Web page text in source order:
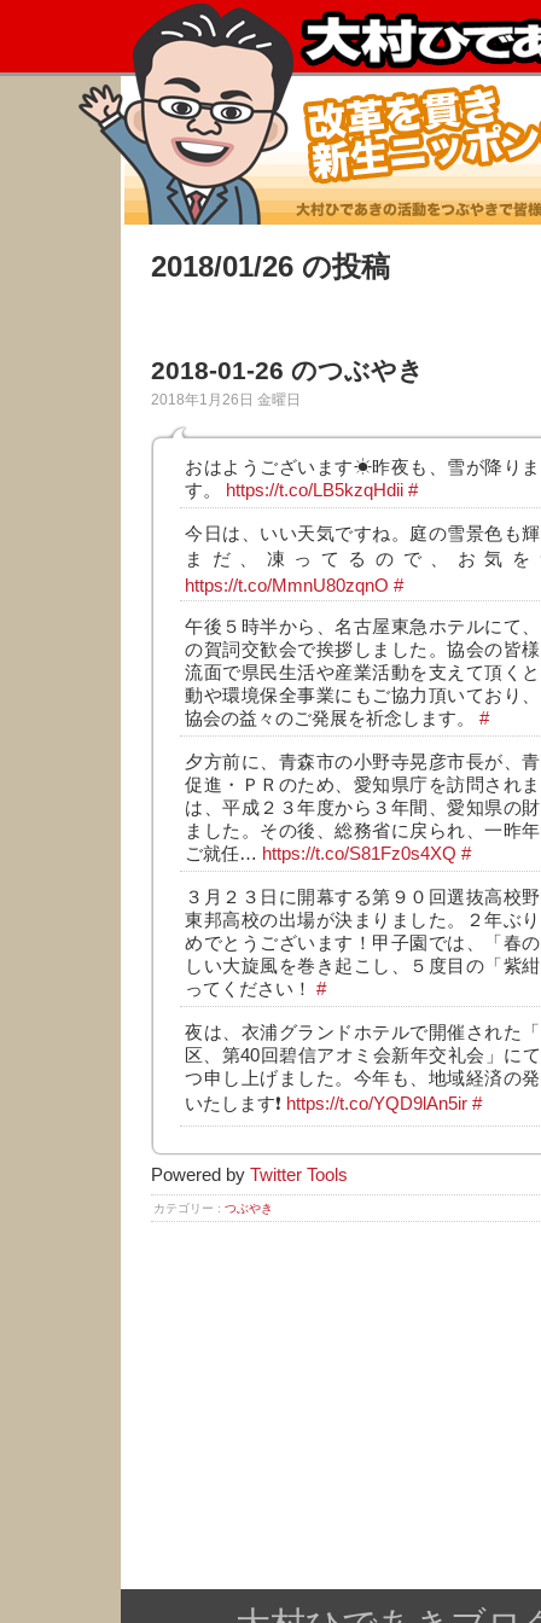
2018/01/26 の投稿
2018-01-26 のつぶやき
2018年1月26日 金曜日
おはようございます☀昨夜も、雪が降り
す。
https://t.co/LB5kzqHdii #
今日は、いい天気ですね。庭の雪景色も
まだ、凍ってるので、お気を
https://t.co/MmnU80zqnO #
午後５時半から、名古屋東急ホテルにて
の賀詞交歓会で挨拶しました。協会の皆
流面で県民生活や産業活動を支えて頂く
動や環境保全事業にもご協力頂いており
協会の益々のご発展を祈念します。 #
夕方前に、青森市の小野寺晃彦市長が、
促進・ＰＲのため、愛知県庁を訪問され
は、平成２３年度から３年間、愛知県の
ました。その後、総務省に戻られ、一昨
ご就任… https://t.co/S81Fz0s4XQ #
３月２３日に開幕する第９０回選抜高校
東邦高校の出場が決まりました。２年ぶ
めでとうございます！甲子園では、「春
しい大旋風を巻き起こし、５度目の「紫
ってください！ #
夜は、衣浦グランドホテルで開催された
区、第40回碧信アオミ会新年交礼会」に
つ申し上げました。今年も、地域経済の
いたします❗ https://t.co/YQD9lAn5ir #
Powered by Twitter Tools
カテゴリー : つぶやき